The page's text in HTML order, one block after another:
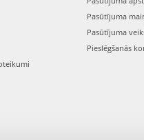
Pasūtījuma
Pasūtījuma
Pieslēgšanās